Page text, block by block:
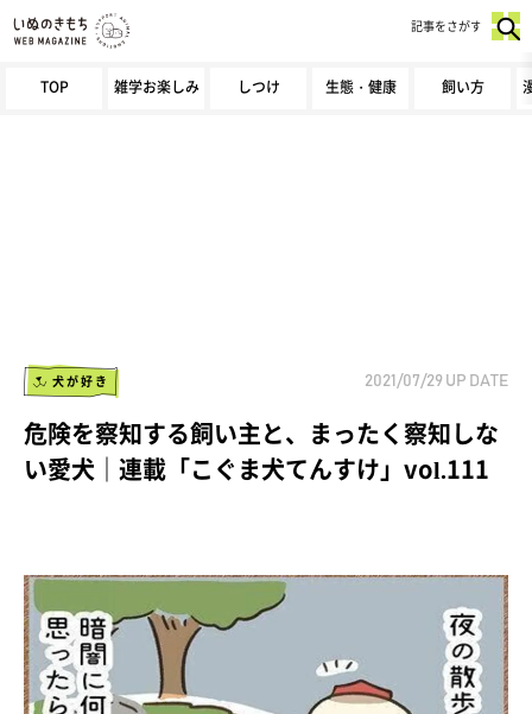
TOP 雑学お楽しみ しつけ 生態・健康 飼い方
記事をさがす
犬が好き 2021/07/29 UP DATE
危険を察知する飼い主と、まったく察知しな
い愛犬｜連載「こぐま犬てんすけ」vol.111